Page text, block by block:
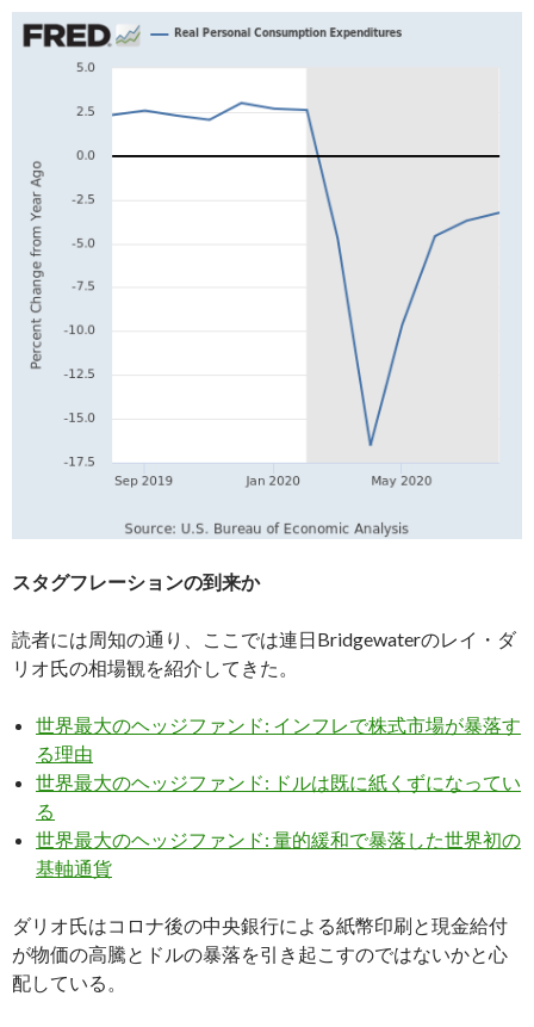
スタグフレーションの到来か
読者には周知の通り、ここでは連日Bridgewaterのレイ・ダ
リオ氏の相場観を紹介してきた。
世界最大のヘッジファンド: インフレで株式市場が暴落す
る理由
世界最大のヘッジファンド: ドルは既に紙くずになってい
る
世界最大のヘッジファンド: 量的緩和で暴落した世界初の
基軸通貨
ダリオ氏はコロナ後の中央銀行による紙幣印刷と現金給付
が物価の高騰とドルの暴落を引き起こすのではないかと心
配している。